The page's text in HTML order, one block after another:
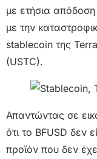
με ετήσια
με την
stablecoin της
(USTC).
Απαντώντας σε
ότι το BFUSD δεν
προϊόν που δεν